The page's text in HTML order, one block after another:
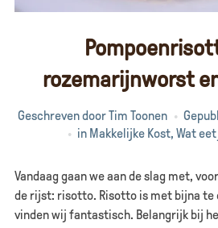
rozemarijnworst
Geschreven doorTim Toonen
in Makkelijke Kost, Wat eet
Vandaag gaan we aan de slag met,
de rijst: risotto. Risotto is met bijna te
vinden wij fantastisch. Belangrijk bij